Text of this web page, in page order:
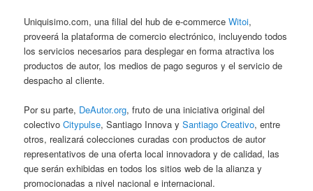
Uniquisimo.com, una filial del hub de e-commerceWitoi,
proveerá la plataforma de comercio electrónico, incluyendo todos
los servicios necesarios para desplegar en forma atractiva los
productos de autor, los medios de pago seguros y el servicio de
despacho al cliente.
Por su parte, DeAutor.org, fruto de una iniciativa original del
colectivoCitypulse, Santiago Innova ySantiago Creativo, entre
otros, realizará colecciones curadas con productos de autor
representativos de una oferta local innovadora y de calidad, las
que serán exhibidas en todos los sitios web de la alianza y
promocionadas a nivel nacional e internacional.